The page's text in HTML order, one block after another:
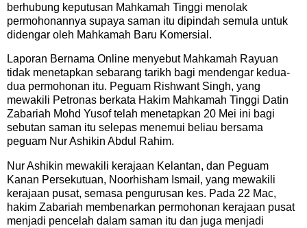
berhubung keputusan Mahkamah Tinggi menolak
permohonannya supaya saman itu dipindah semula untuk
didengar oleh Mahkamah Baru Komersial.
Laporan Bernama Online menyebut Mahkamah Rayuan
tidak menetapkan sebarang tarikh bagi mendengar kedua-
dua permohonan itu. Peguam Rishwant Singh, yang
mewakili Petronas berkata Hakim Mahkamah Tinggi Datin
Zabariah Mohd Yusof telah menetapkan 20 Mei ini bagi
sebutan saman itu selepas menemui beliau bersama
peguam Nur Ashikin Abdul Rahim.
Nur Ashikin mewakili kerajaan Kelantan, dan Peguam
Kanan Persekutuan, Noorhisham Ismail, yang mewakili
kerajaan pusat, semasa pengurusan kes. Pada 22 Mac,
hakim Zabariah membenarkan permohonan kerajaan pusat
menjadi pencelah dalam saman itu dan juga menjadi